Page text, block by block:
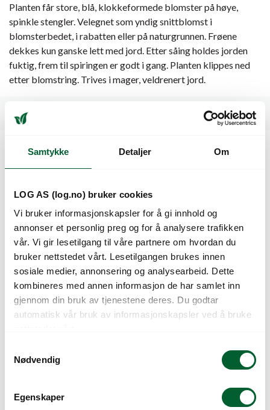
Samtykke Detaljer Om
LOG AS (log.no) bruker cookies
Vi bruker informasjonskapsler for å gi innhold og
annonser et personlig preg og for å analysere trafikken
vår. Vi gir lesetilgang til våre partnere om hvordan du
bruker nettstedet vårt. Lesetilgangen brukes innen
sosiale medier, annonsering og analysearbeid. Dette
kombineres med annen informasjon de har samlet inn
gjennom din bruk av tjenestene deres. Du godtar
automatisk vår bruk av informasjonskapsler ved å bruke
Nødvendig
Egenskaper
Planten får store, blå, klokkeformede blomster på høye,
spinkle stengler. Velegnet som yndig snittblomst i
blomsterbedet, i rabatten eller på naturgrunnen. Frøene
dekkes kun ganske lett med jord. Etter såing holdes jorden
fuktig, frem til spiringen er godt i gang. Planten klippes ned
etter blomstring. Trives i mager, veldrenert jord.
Spesifikasjoner
Kunder så også på
P.FRØ KJØRVEL,